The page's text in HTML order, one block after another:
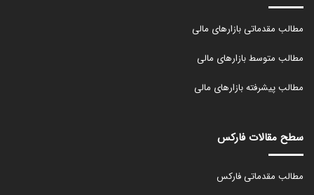
مطالب مقدماتی بازارهای مالی
مطالب متوسط بازارهای مالی
مطالب پیشرفته بازارهای مالی
سطح مقالات فارکس
مطالب مقدماتی فارکس